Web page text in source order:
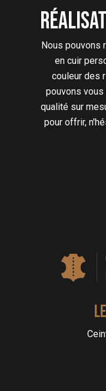
Nous pouvons
en cuir
couleur des
pouvons
qualité sur
pour offrir,